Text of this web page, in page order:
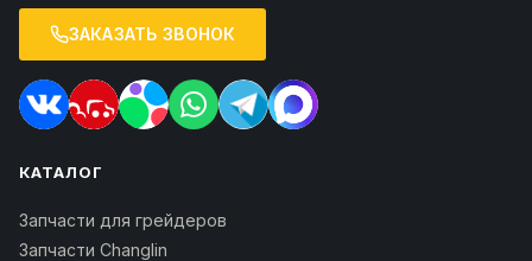
ЗАКАЗАТЬ ЗВОНОК
КАТАЛОГ
Запчасти для грейдеров
Запчасти Changlin